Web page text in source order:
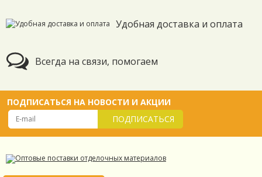
Удобная доставка и оплата
Всегда на связи, помогаем
ПОДПИСАТЬСЯ НА НОВОСТИ И АКЦИИ
ПОДПИСАТЬСЯ